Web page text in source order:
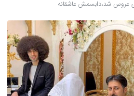
عروس شد،دابسمش عاشقانه